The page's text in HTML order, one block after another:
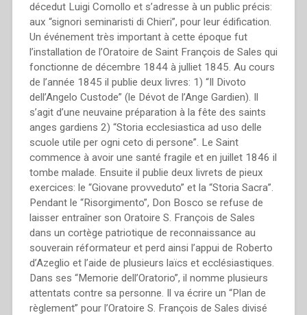
décedut Luigi Comollo et s’adresse à un public précis:
aux “signori seminaristi di Chieri”, pour leur édification.
Un événement très important à cette époque fut
l’installation de l’Oratoire de Saint François de Sales qui
fonctionne de décembre 1844 à julliet 1845. Au cours
de l’année 1845 il publie deux livres: 1) “Il Divoto
dell’Angelo Custode” (le Dévot de l’Ange Gardien). Il
s’agit d’une neuvaine préparation à la fête des saints
anges gardiens 2) “Storia ecclesiastica ad uso delle
scuole utile per ogni ceto di persone”. Le Saint
commence à avoir une santé fragile et en juillet 1846 il
tombe malade. Ensuite il publie deux livrets de pieux
exercices: le “Giovane provveduto” et la “Storia Sacra”.
Pendant le “Risorgimento”, Don Bosco se refuse de
laisser entraîner son Oratoire S. François de Sales
dans un cortège patriotique de reconnaissance au
souverain réformateur et perd ainsi l’appui de Roberto
d’Azeglio et l’aide de plusieurs laïcs et ecclésiastiques.
Dans ses “Memorie dell’Oratorio”, il nomme plusieurs
attentats contre sa personne. Il va écrire un “Plan de
règlement” pour l’Oratoire S. François de Sales divisé